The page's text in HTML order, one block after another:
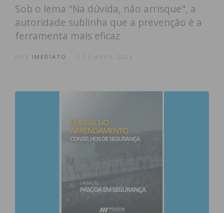
Sob o lema "Na dúvida, não arrisque", a
autoridade sublinha que a prevenção é a
ferramenta mais eficaz
IMEDIATO 2 DE ABRIL 2026